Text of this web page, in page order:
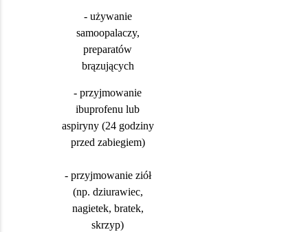
- używanie
samoopalaczy,
preparatów
brązujących
- przyjmowanie
ibuprofenu lub
aspiryny (24 godziny
przed zabiegiem)
- przyjmowanie ziół
(np. dziurawiec,
nagietek, bratek,
skrzyp)